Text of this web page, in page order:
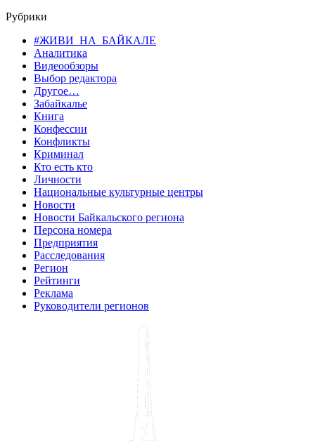
Рубрики
#ЖИВИ_НА_БАЙКАЛЕ
Аналитика
Видеообзоры
Выбор редактора
Другое…
Забайкалье
Книга
Конфессии
Конфликты
Криминал
Кто есть кто
Личности
Национальные культурные центры
Новости
Новости Байкальского региона
Персона номера
Предприятия
Расследования
Регион
Рейтинги
Реклама
Руководители регионов